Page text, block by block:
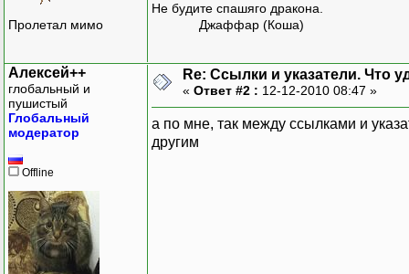
Пролетал мимо
Не будите спашяго дракона.
Джаффар (Коша)
Алексей++
глобальный и
пушистый
Глобальный
модератор
Offline
Re: Ссылки и указатели. Что
« Ответ #2 : 12-12-2010 08:47 »
а по мне, так между ссылками и
другим